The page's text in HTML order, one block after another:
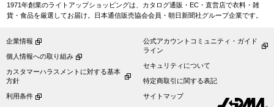
BOGARD 最新号はこちら
ルームウェア
アンダーウェア
1971年創業のライトアップショッピングは、カタログ通販・EC・直営店で衣料・雑
貨・食品を厳選してお届け。日本通信販売協会会員・朝日新聞社グループ企業です。
企業情報
個人情報への取り組み
カスタマーハラスメントに対する基本
方針
利用条件
公式アカウントコミュニティ・ガイド
ライン
セキュリティについて
特定商取引に関する表記
サイトマップ